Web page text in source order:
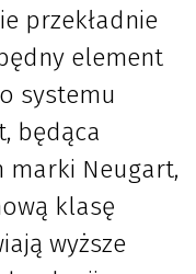
przekładnie
element
systemu
będąca
Neugart,
klasę
wyższe